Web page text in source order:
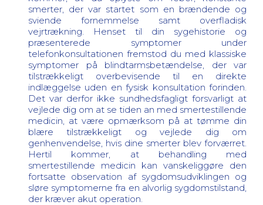
smerter, der var startet som en brændende og
sviende fornemmelse samt overfladisk
vejrtrækning. Henset til din sygehistorie og
præsenterede symptomer under
telefonkonsultationen fremstod du med klassiske
symptomer på blindtarmsbetændelse, der var
tilstrækkeligt overbevisende til en direkte
indlæggelse uden en fysisk konsultation forinden.
Det var derfor ikke sundhedsfagligt forsvarligt at
vejlede dig om at se tiden an med smertestillende
medicin, at være opmærksom på at tømme din
blære tilstrækkeligt og vejlede dig om
genhenvendelse, hvis dine smerter blev forværret.
Hertil kommer, at behandling med
smertestillende medicin kan vanskeliggøre den
fortsatte observation af sygdomsudviklingen og
sløre symptomerne fra en alvorlig sygdomstilstand,
der kræver akut operation.